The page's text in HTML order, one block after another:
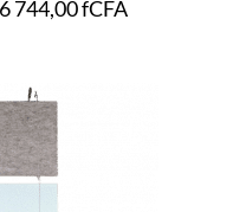
744,00fCFA